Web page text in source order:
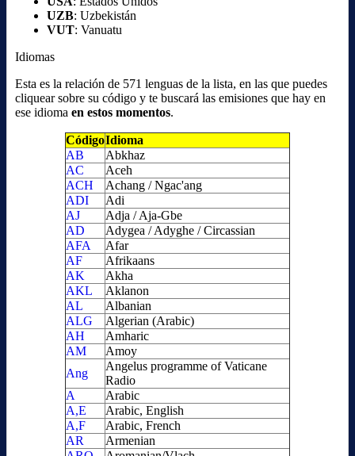
UZB: Uzbekistán
VUT: Vanuatu
Idiomas
Esta es la relación de 571 lenguas de la lista, en las que puedes
cliquear sobre su código y te buscará las emisiones que hay en
ese idioma en estos momentos.
CódigoIdioma
AB
Abkhaz
AC
Aceh
ACH
Achang / Ngac'ang
ADI
Adi
AJ
Adja / Aja-Gbe
AD
Adygea / Adyghe / Circassian
AFA
Afar
AF
Afrikaans
AK
Akha
AKL
Aklanon
AL
Albanian
ALG
Algerian (Arabic)
AH
Amharic
AM
Amoy
Ang
Angelus programme of Vaticane
Radio
A
Arabic
A,E
Arabic, English
A,F
Arabic, French
AR
Armenian